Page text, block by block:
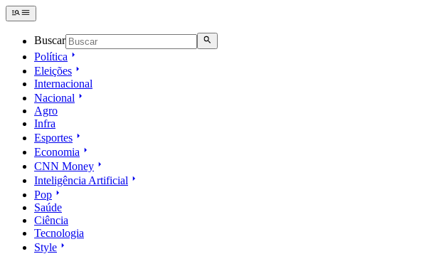
Buscar
Política
Eleições
Internacional
Nacional
Agro
Infra
Esportes
Economia
CNN Money
Inteligência Artificial
Pop
Saúde
Ciência
Tecnologia
Style